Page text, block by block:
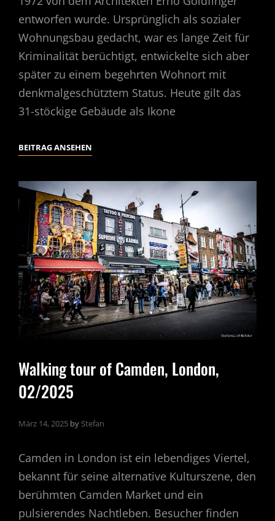
entworfen wurde. Ursprünglich als sozialer
Wohnungsbau gedacht, war es lange Zeit für
Kriminalität berüchtigt, entwickelte sich aber
später zu einem begehrten Wohnort mit
denkmalgeschütztem Status. Heute gilt das
31-stöckige Gebäude als Ikone
BEITRAG ANSEHEN
LONDON,
UK,
02/2025
Walking tour of Camden, London,
02/2025
März 14, 2025 by Stefan
Camden in London ist ein lebendiges Viertel,
bekannt für seine alternative Kulturszene, den
berühmten Camden Market und ein
pulsierendes Nachtleben. Besucher finden